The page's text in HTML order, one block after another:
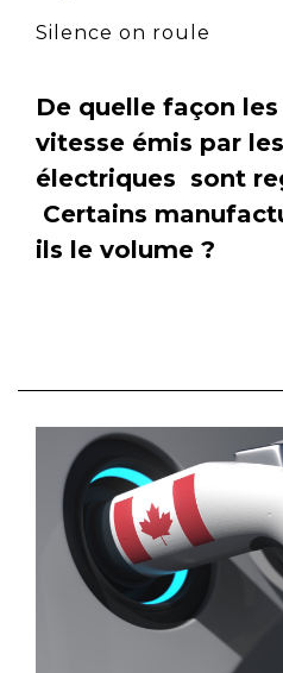
Silence on roule
De quelle façon
vitesse émis par
électriques sont
Certains
ils le volume ?